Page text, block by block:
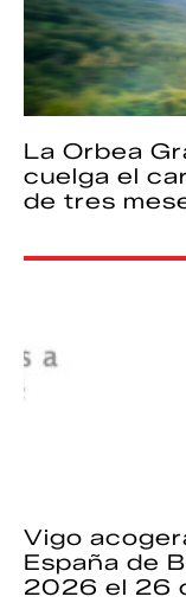
La Orbea
cuelga el
de tres
Vigo
España de
2026 el 26